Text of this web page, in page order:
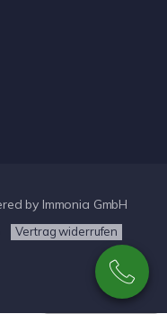
by Immonia GmbH
Vertrag widerrufen